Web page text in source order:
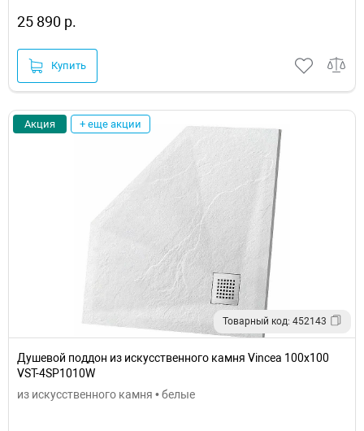
25 890 р.
Купить
Акция + еще акции
Товарный код: 452143
Душевой поддон из искусственного камня Vincea 100x100
VST-4SP1010W
из искусственного камня • белые